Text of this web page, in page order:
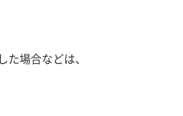
場合などは、